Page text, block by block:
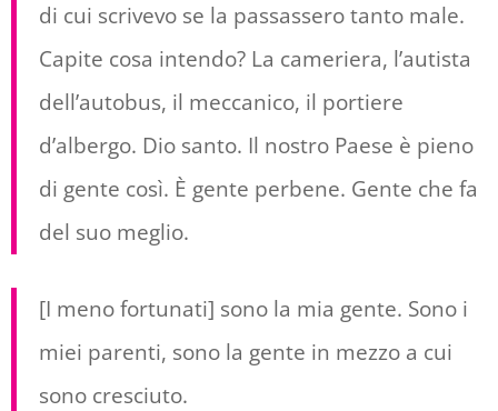
di cui scrivevo se la passassero tanto male.
Capite cosa intendo? La cameriera, l’autista
dell’autobus, il meccanico, il portiere
d’albergo. Dio santo. Il nostro Paese è pieno
di gente così. È gente perbene. Gente che fa
del suo meglio.
[I meno fortunati] sono la mia gente. Sono i
miei parenti, sono la gente in mezzo a cui
sono cresciuto.